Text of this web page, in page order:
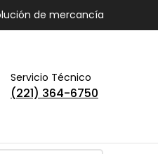
de mercancía
Servicio Técnico
(221) 364-6750